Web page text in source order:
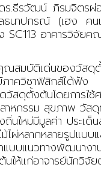
.ธีรวัฒน์ ภิรมจิตรผ่
าปกรณ์ (เฮง คนเ
อาคารวิจัยค
ณสมบัติเด่นของวัสดุตั้
ย์ภาควิชาฟิสิกส์ได้
สดุตั้งต้นโดยการใช้
สาหกรรม สุขภาพ วั
ใหม่มีมูลค่า ประเด็น
ไผ่หลากหลายรูปแบบ
บบแนวทางพัฒนาง
ให้แก่อาจารย์นักวิจั